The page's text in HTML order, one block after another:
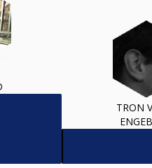
TRON